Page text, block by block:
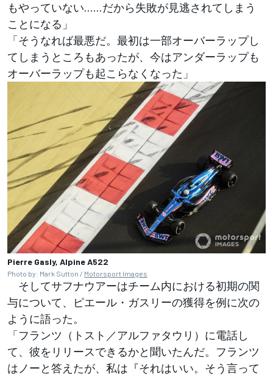
もやっていない……だから失敗が見逃されてしまう
ことになる」
「そうなれば最悪だ。最初は一部オーバーラップし
てしまうところもあったが、今はアンダーラップも
オーバーラップも起こらなくなった」
Pierre Gasly, Alpine A522
Photo by: Mark Sutton / Motorsport Images
そしてサフナウアーはチーム内における初期の関
与について、ピエール・ガスリーの獲得を例に次の
ように語った。
「フランツ（トスト／アルファタウリ）に電話し
て、彼をリリースできるかと聞いたんだ。フランツ
はノーと答えたが、私は『それはいい。そう言って